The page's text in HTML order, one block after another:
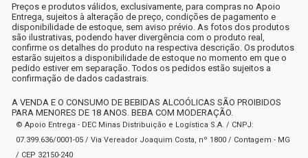
Preços e produtos válidos, exclusivamente, para compras no Apoio
Entrega, sujeitos à alteração de preço, condições de pagamento e
disponibilidade de estoque, sem aviso prévio. As fotos dos produtos
são ilustrativas, podendo haver divergência com o produto real,
confirme os detalhes do produto na respectiva descrição. Os produtos
estarão sujeitos a disponibilidade de estoque no momento em que o
pedido estiver em separação. Todos os pedidos estão sujeitos a
confirmação de dados cadastrais.
A VENDA E O CONSUMO DE BEBIDAS ALCOÓLICAS SÃO PROIBIDOS
PARA MENORES DE 18 ANOS. BEBA COM MODERAÇÃO.
© Apoio Entrega - DEC Minas Distribuição e Logística S.A. / CNPJ:
07.399.636/0001-05 / Via Vereador Joaquim Costa, nº 1800 / Contagem - MG
/ CEP 32150-240